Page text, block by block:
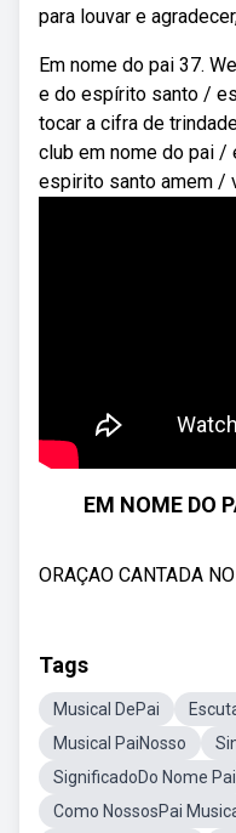
para louvar e
Em nome do pai 37.
e do espírito santo /
tocar a cifra de
club em nome do pai /
espirito santo amem /
EM NOME DO
ORAÇAO CANTADA
Tags
Musical DePai
Musical PaiNosso
SignificadoDo Nome Pai
Como NossosPai